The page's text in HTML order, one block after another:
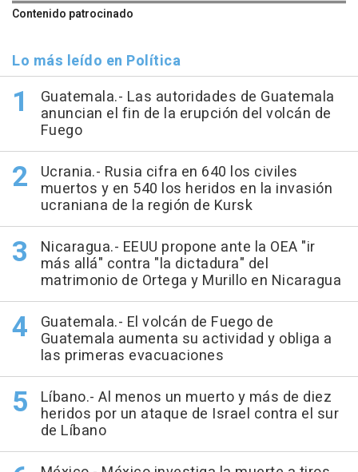
Contenido patrocinado
Lo más leído en Política
Guatemala.- Las autoridades de Guatemala
anuncian el fin de la erupción del volcán de
Fuego
Ucrania.- Rusia cifra en 640 los civiles
muertos y en 540 los heridos en la invasión
ucraniana de la región de Kursk
Nicaragua.- EEUU propone ante la OEA "ir
más allá" contra "la dictadura" del
matrimonio de Ortega y Murillo en Nicaragua
Guatemala.- El volcán de Fuego de
Guatemala aumenta su actividad y obliga a
las primeras evacuaciones
Líbano.- Al menos un muerto y más de diez
heridos por un ataque de Israel contra el sur
de Líbano